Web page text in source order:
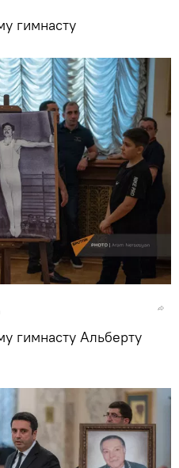
гимнасту
гимнасту Альберту